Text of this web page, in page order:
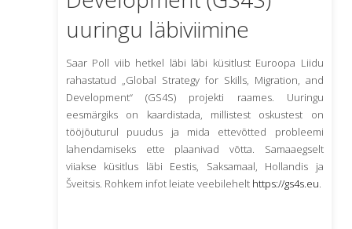
uuringu läbiviimine
Saar Poll viib hetkel läbi läbi küsitlust Euroopa Liidu
rahastatud „Global Strategy for Skills, Migration, and
Development“ (GS4S) projekti raames. Uuringu
eesmärgiks on kaardistada, millistest oskustest on
tööjõuturul puudus ja mida ettevõtted probleemi
lahendamiseks ette plaanivad võtta. Samaaegselt
viiakse küsitlus läbi Eestis, Saksamaal, Hollandis ja
Šveitsis. Rohkem infot leiate veebilehelt https://gs4s.eu.